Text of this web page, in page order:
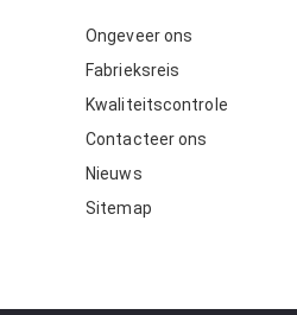
Ongeveer ons
Fabrieksreis
Kwaliteitscontrole
Contacteer ons
Nieuws
Sitemap